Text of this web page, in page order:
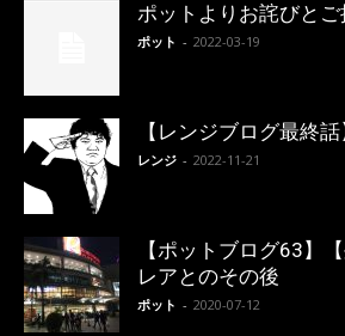
ポットよりお詫びとご
ポット - 2022-03-19
【レンジブログ最終
レンジ - 2022-11-21
【ポットブログ63】
レアとのその後
ポット - 2020-07-12